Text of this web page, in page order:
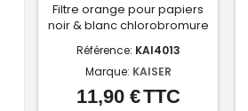
Filtre orange pour papiers
noir & blanc chlorobromure
Référence: KAI4013
Marque: KAISER
Prix
11,90 €TTC